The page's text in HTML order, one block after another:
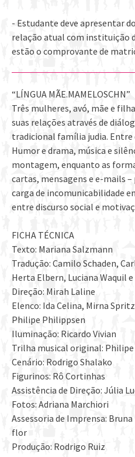
- Estudante deve apresentar
relação atual com instituição
estão o comprovante de
“LÍNGUA MÃE.MAMELOSCHN”
Três mulheres, avó, mãe e
suas relações através de
tradicional família judia. Entre
Humor e drama, música e
montagem, enquanto as
cartas, mensagens e e-mails
carga de incomunicabilidade
entre discurso social e
FICHA TÉCNICA
Texto: Mariana Salzmann
Tradução: Camilo Schaden,
Herta Elbern, Luciana Waquil
Direção: Mirah Laline
Elenco: Ida Celina, Mirna
Philipe Philippsen
Iluminação: Ricardo Vivian
Trilha musical original:
Cenário: Rodrigo Shalako
Figurinos: Rô Cortinhas
Assistência de Direção: Júlia
Fotos: Adriana Marchiori
Assessoria de Imprensa:
flor
Produção: Rodrigo Ruiz